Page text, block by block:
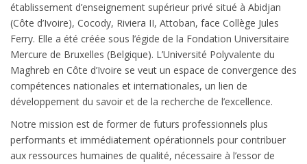
établissement d’enseignement supérieur privé situé à Abidjan
(Côte d’Ivoire), Cocody, Riviera II, Attoban, face Collège Jules
Ferry. Elle a été créée sous l’égide de la Fondation Universitaire
Mercure de Bruxelles (Belgique). L’Université Polyvalente du
Maghreb en Côte d’Ivoire se veut un espace de convergence des
compétences nationales et internationales, un lien de
développement du savoir et de la recherche de l’excellence.
Notre mission est de former de futurs professionnels plus
performants et immédiatement opérationnels pour contribuer
aux ressources humaines de qualité, nécessaire à l’essor de